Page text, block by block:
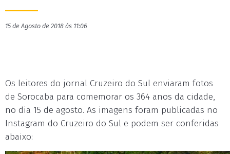
15 de Agosto de 2018 às 11:06
Os leitores do jornal Cruzeiro do Sul enviaram fotos
de Sorocaba para comemorar os 364 anos da cidade,
no dia 15 de agosto. As imagens foram publicadas no
Instagram do Cruzeiro do Sul e podem ser conferidas
abaixo: